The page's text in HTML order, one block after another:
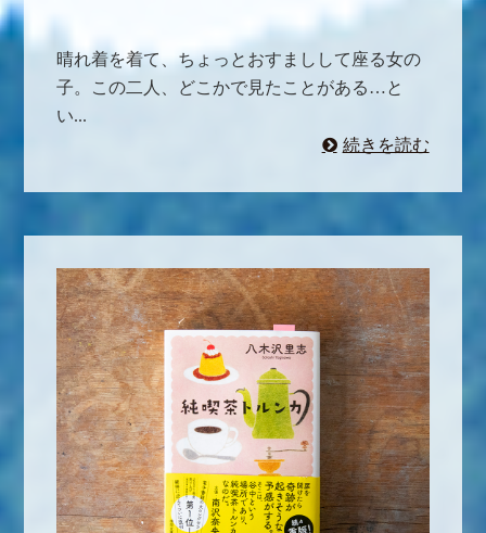
晴れ着を着て、ちょっとおすましして座る女の
子。この二人、どこかで見たことがある…と
い...
続きを読む